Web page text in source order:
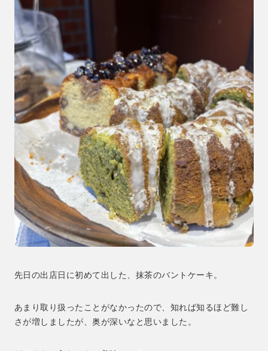
先日の出店日に初めて出した、抹茶のバントケーキ。
あまり取り扱ったことがなかったので、知れば知るほど難し
さが増しましたが、奥が深いなと思いました。